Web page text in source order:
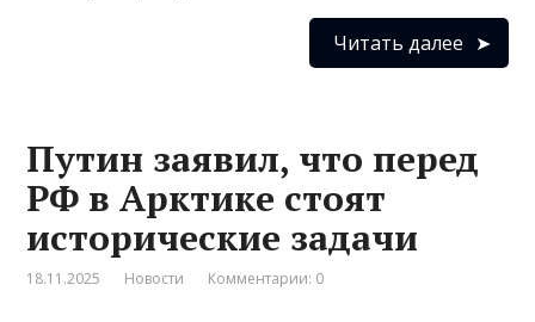
Читать далее
Путин заявил, что перед
РФ в Арктике стоят
исторические задачи
18.11.2025 Новости Комментарии: 0